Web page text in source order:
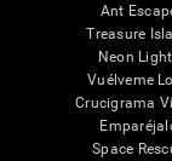
Ant
Treasure
Neon
Vuélveme
Crucigrama
Space